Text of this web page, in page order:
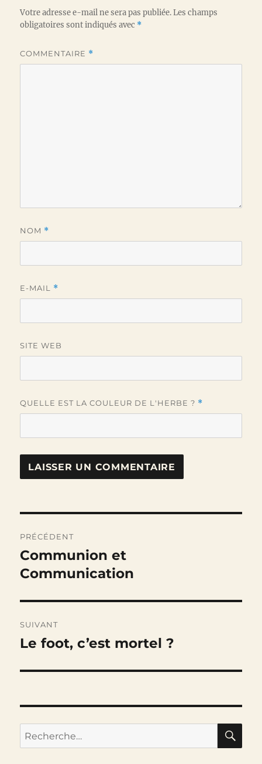
Votre adresse e-mail ne sera pas publiée. Les champs
obligatoires sont indiqués avec *
COMMENTAIRE *
NOM *
E-MAIL *
SITE WEB
QUELLE EST LA COULEUR DE L'HERBE ? *
de
l’article
PRÉCÉDENT
Publication
précédente :
Communion et
Communication
SUIVANT
Publication
Le foot, c’est mortel ?
Recherche
pour :